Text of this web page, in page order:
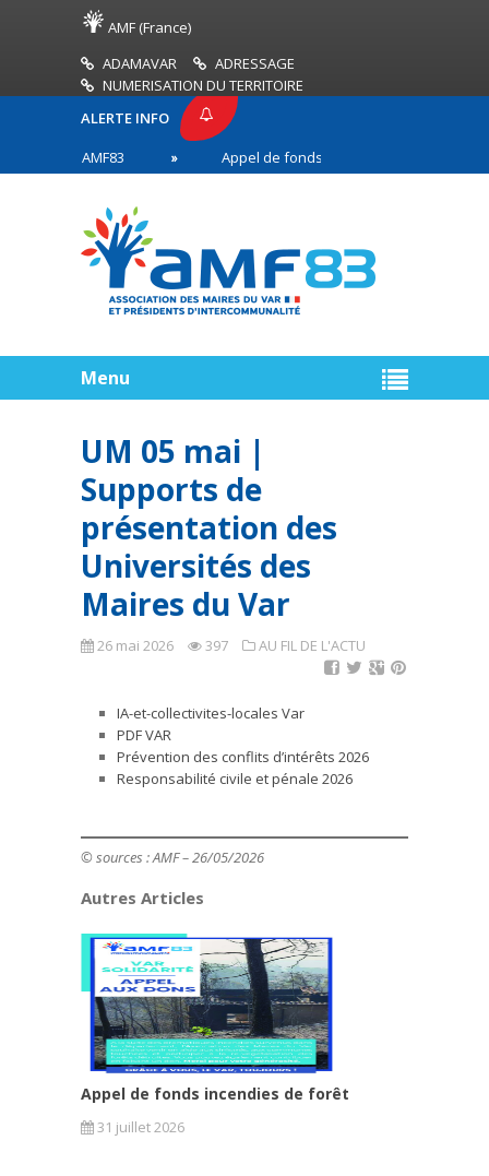
AMF (France)
ADAMAVAR
ADRESSAGE
NUMERISATION DU TERRITOIRE
ALERTE INFO
AMF83
Appel de fonds incendies de forêt
en première ligne
Menu
UM 05 mai |
Supports de
présentation des
Universités des
Maires du Var
26 mai 2026 397 AU FIL DE L'ACTU
IA-et-collectivites-locales Var
PDF VAR
Prévention des conflits d’intérêts 2026
Responsabilité civile et pénale 2026
© sources : AMF– 26/05/2026
Autres Articles
Appel de fonds incendies de forêt
31 juillet 2026